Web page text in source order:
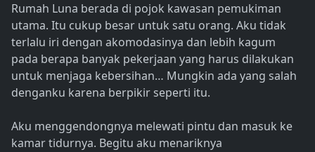
Rumah Luna berada di pojok kawasan pemukiman
utama. Itu cukup besar untuk satu orang. Aku tidak
terlalu iri dengan akomodasinya dan lebih kagum
pada berapa banyak pekerjaan yang harus dilakukan
untuk menjaga kebersihan… Mungkin ada yang salah
denganku karena berpikir seperti itu.
Aku menggendongnya melewati pintu dan masuk ke
kamar tidurnya. Begitu aku menariknya